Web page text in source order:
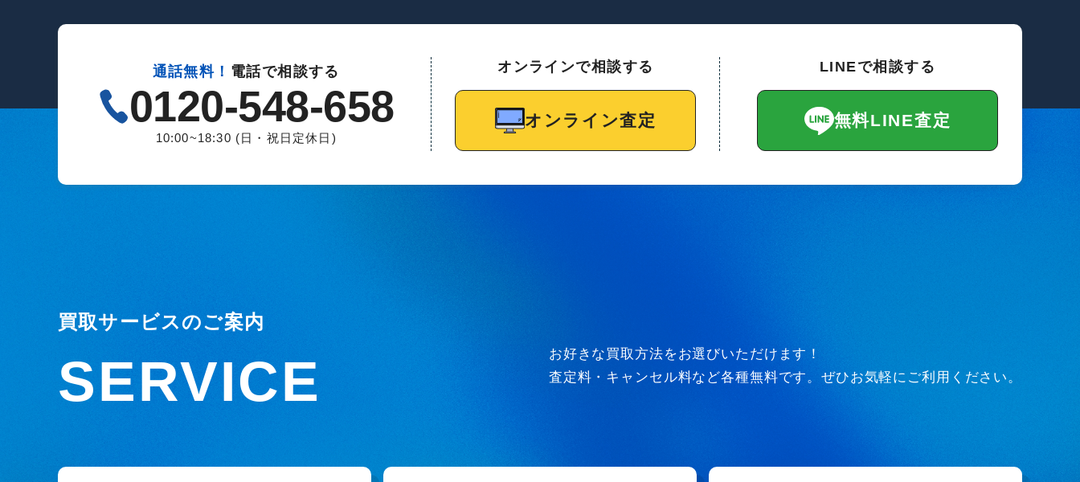
通話無料！ 電話で相談する
0120-548-658
10:00~18:30 (日・祝日定休日)
オンラインで相談する
オンライン査定
LINEで相談する
無料LINE査定
買取サービスのご案内
SERVICE
お好きな買取方法をお選びいただけます！
査定料・キャンセル料など各種無料です。ぜひお気軽にご利用ください。